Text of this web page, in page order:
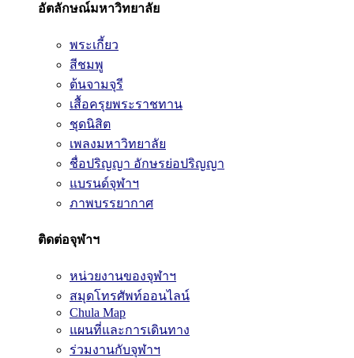
อัตลักษณ์มหาวิทยาลัย
พระเกี้ยว
สีชมพู
ต้นจามจุรี
เสื้อครุยพระราชทาน
ชุดนิสิต
เพลงมหาวิทยาลัย
ชื่อปริญญา อักษรย่อปริญญา
แบรนด์จุฬาฯ
ภาพบรรยากาศ
ติดต่อจุฬาฯ
หน่วยงานของจุฬาฯ
สมุดโทรศัพท์ออนไลน์
Chula Map
แผนที่และการเดินทาง
ร่วมงานกับจุฬาฯ